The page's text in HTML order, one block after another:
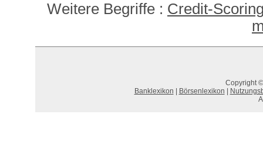
Weitere Begriffe : Credit-
Copyright
Banklexikon
Börsenlexikon